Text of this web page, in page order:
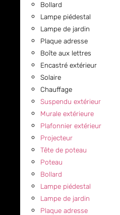
Bollard
Lampe piédestal
Lampe de jardin
Plaque adresse
Boîte aux lettres
Encastré extérieur
Solaire
Chauffage
Suspendu extérieur
Murale extérieure
Plafonnier extérieur
Projecteur
Tête de poteau
Poteau
Bollard
Lampe piédestal
Lampe de jardin
Plaque adresse